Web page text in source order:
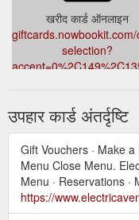
खरीद कार्ड ऑनलाइन
giftcards.nowbookit.com/
selection?
उपहार कार्ड अंतर्दृष्टि
Gift Vouchers · Make
Menu Close Menu.
Menu · Reservations ·
https://